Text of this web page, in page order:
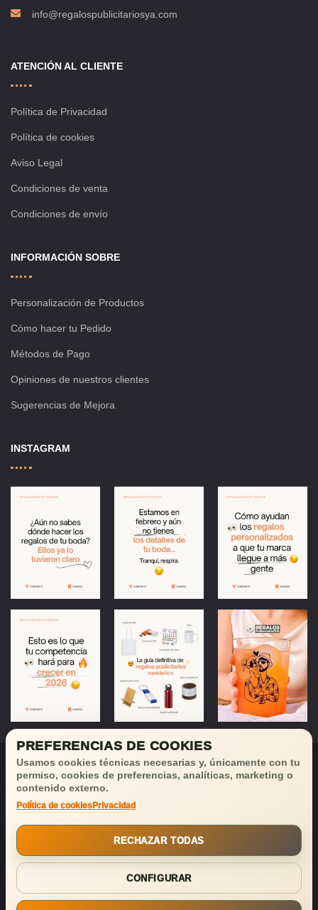
info@regalospublicitariosya.com
ATENCIÓN AL CLIENTE
Política de Privacidad
Política de cookies
Aviso Legal
Condiciones de venta
Condiciones de envío
INFORMACIÓN SOBRE
Personalización de Productos
Cómo hacer tu Pedido
Métodos de Pago
Opiniones de nuestros clientes
Sugerencias de Mejora
INSTAGRAM
buenas noticias!
PREFERENCIAS DE COOKIES
Usamos cookies técnicas necesarias y, únicamente con tu
permiso, cookies de preferencias, analíticas, marketing o
contenido externo.
Política de cookies Privacidad
RECHAZAR TODAS
CONFIGURAR